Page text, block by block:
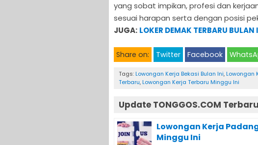
yang sobat impikan, profesi dan
sesuai harapan serta dengan posisi
JUGA: LOKER DEMAK TERBARU BULAN
Share on: Twitter Facebook
Tags: Lowongan Kerja Bekasi Bulan Ini, Lowongan
Terbaru, Lowongan Kerja Terbaru Minggu Ini
Update TONGGOS.COM
Lowongan Kerja
Minggu Ini